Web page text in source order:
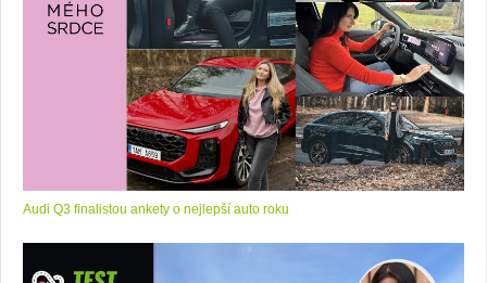
Audi Q3 finalistou ankety o nejlepší auto roku